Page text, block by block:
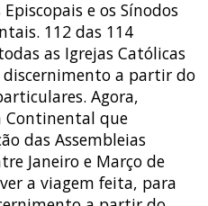
e os Sínodos
112 das 114
as Igrejas Católicas
a partir do
Agora,
Continental que
das Assembleias
Janeiro e Março de
a viagem feita, para